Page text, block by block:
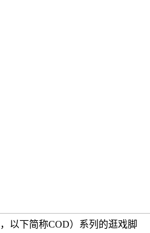
以下简称COD）系列的逛戏脚